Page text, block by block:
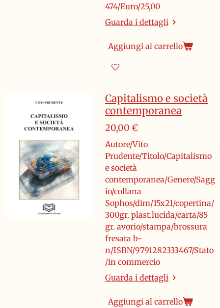
474/Euro/25,00
Guarda i dettagli
Aggiungi al carrello
Capitalismo e società
contemporanea
20,00 €
Autore/Vito
Prudente/Titolo/Capitalismo
e società
contemporanea/Genere/Sagg
io/collana
Sophos/dim/15x21/copertina/
300gr. plast.lucida/carta/85
gr. avorio/stampa/brossura
fresata b-
n/ISBN/9791282333467/Stato
/in commercio
Guarda i dettagli
Aggiungi al carrello